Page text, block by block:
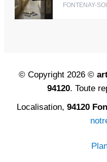
FONTENAY-
© Copyright 2026 ©
94120. Toute
Localisation, 94120